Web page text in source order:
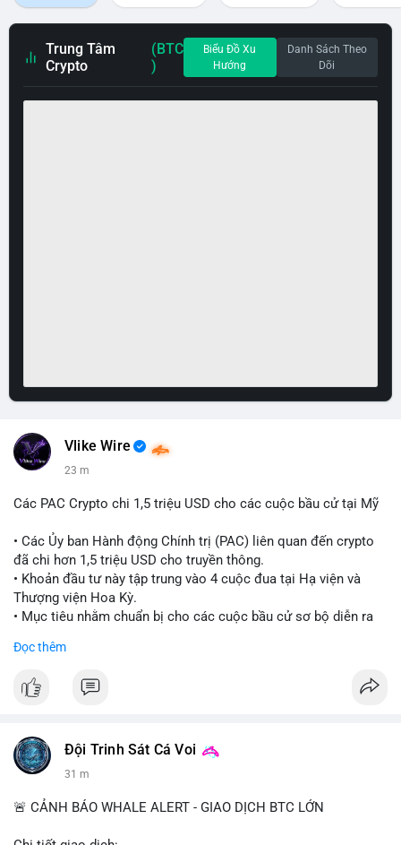
Trung Tâm
Crypto
(BTC
)
Biểu Đồ Xu
Hướng
Danh Sách Theo
Dõi
Vlike Wire
23 m
Các PAC Crypto chi 1,5 triệu USD cho các cuộc bầu cử tại Mỹ
• Các Ủy ban Hành động Chính trị (PAC) liên quan đến crypto
đã chi hơn 1,5 triệu USD cho truyền thông.
• Khoản đầu tư này tập trung vào 4 cuộc đua tại Hạ viện và
Thượng viện Hoa Kỳ.
• Mục tiêu nhằm chuẩn bị cho các cuộc bầu cử sơ bộ diễn ra
#vlikevn #titanbot
Đọc thêm
Đội Trinh Sát Cá Voi
31 m
🚨 CẢNH BÁO WHALE ALERT - GIAO DỊCH BTC LỚN